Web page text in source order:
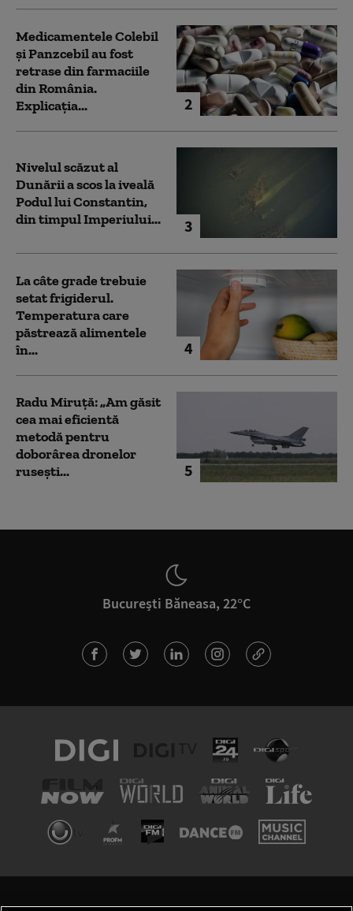
2
Medicamentele Colebil
și Panzcebil au fost
retrase din farmaciile
din România.
Explicația...
3
Nivelul scăzut al
Dunării a scos la iveală
Podul lui Constantin,
din timpul Imperiului...
4
La câte grade trebuie
setat frigiderul.
Temperatura care
păstrează alimentele
în...
5
Radu Miruță: „Am găsit
cea mai eficientă
metodă pentru
doborârea dronelor
rusești...
București Băneasa, 22°C